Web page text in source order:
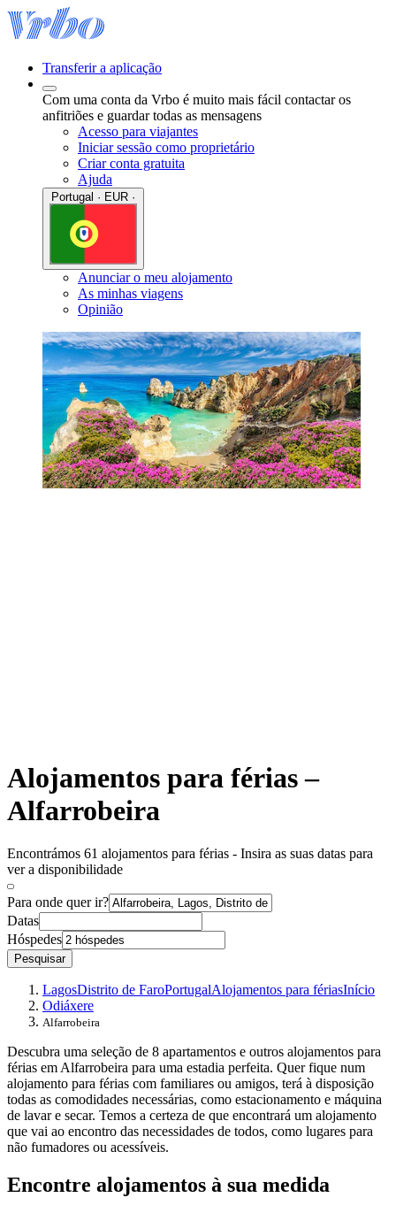
Transferir a aplicação
Com uma conta da Vrbo é muito mais fácil contactar os
anfitriões e guardar todas as mensagens
Acesso para viajantes
Iniciar sessão como proprietário
Criar conta gratuita
Ajuda
Anunciar o meu alojamento
As minhas viagens
Opinião
Alojamentos para férias –
Alfarrobeira
Encontrámos 61 alojamentos para férias - Insira as suas datas para
ver a disponibilidade
Para onde quer ir?
Datas
Hóspedes
Pesquisar
LagosDistrito de FaroPortugalAlojamentos para fériasInício
Odiáxere
Alfarrobeira
Descubra uma seleção de 8 apartamentos e outros alojamentos para
férias em Alfarrobeira para uma estadia perfeita. Quer fique num
alojamento para férias com familiares ou amigos, terá à disposição
todas as comodidades necessárias, como estacionamento e máquina
de lavar e secar. Temos a certeza de que encontrará um alojamento
que vai ao encontro das necessidades de todos, como lugares para
não fumadores ou acessíveis.
Encontre alojamentos à sua medida